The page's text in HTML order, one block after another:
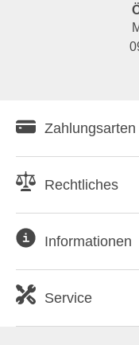
Zahlungsarten
Rechtliches
Informationen
Service